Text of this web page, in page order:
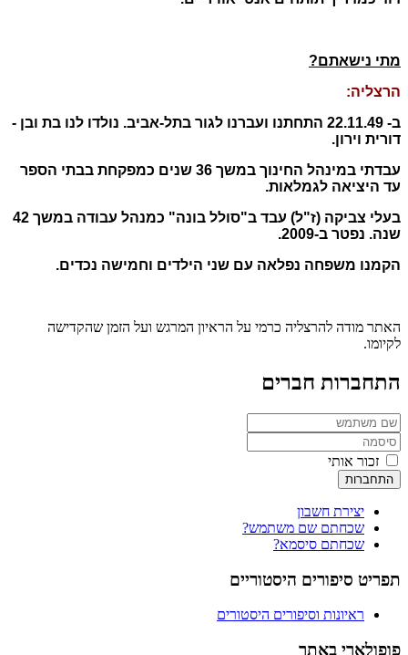
מתי נישאתם?
הרצליה:
ב- 22.11.49 התחתנו ועברנו לגור בתל-אביב. נולדו לנו בת ובן -
דורית וירון.
עבדתי במינהל החינוך במשך 36 שנים כמפקחת בבתי הספר
עד היציאה לגמלאות.
בעלי צביקה (ז"ל) עבד ב"סולל בונה" כמנהל עבודה במשך 42
שנה. נפטר ב-2009.
הקמנו משפחה נפלאה עם שני הילדים וחמישה נכדים.
האתר מודה להרצליה כרמי על הראיון המרגש ועל הזמן שהקדישה
לקיומו.
התחברות חברים
זכור אותי
התחברות
יצירת חשבון
שכחתם שם משתמש?
שכחתם סיסמא?
תפריט סיפורים היסטוריים
ראיונות וסיפורים היסטורים
פופולארי באתר